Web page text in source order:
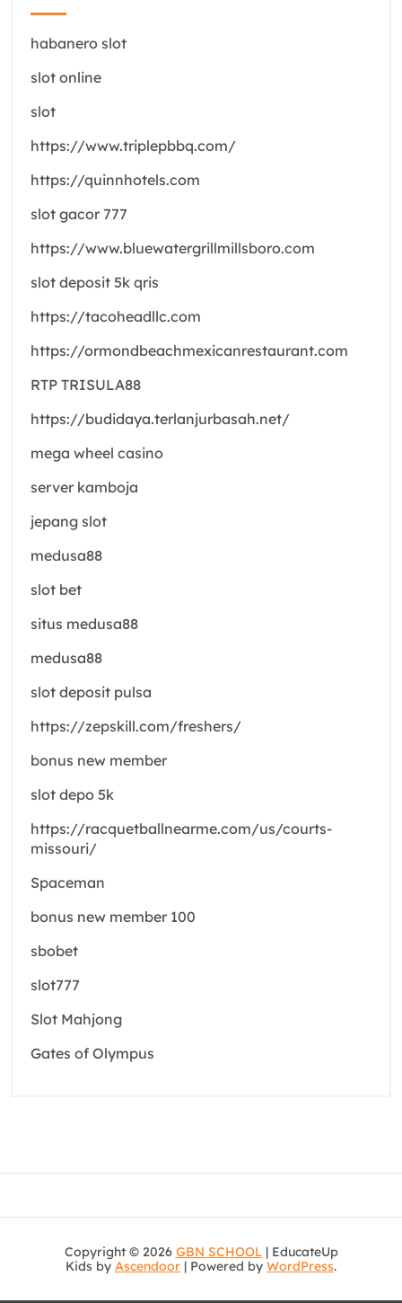
habanero slot
slot online
slot
https://www.triplepbbq.com/
https://quinnhotels.com
slot gacor 777
https://www.bluewatergrillmillsboro.com
slot deposit 5k qris
https://tacoheadllc.com
https://ormondbeachmexicanrestaurant.com
RTP TRISULA88
https://budidaya.terlanjurbasah.net/
mega wheel casino
server kamboja
jepang slot
medusa88
slot bet
situs medusa88
medusa88
slot deposit pulsa
https://zepskill.com/freshers/
bonus new member
slot depo 5k
https://racquetballnearme.com/us/courts-
missouri/
Spaceman
bonus new member 100
sbobet
slot777
Slot Mahjong
Gates of Olympus
Copyright © 2026 GBN SCHOOL| EducateUp
Kids by Ascendoor | Powered by WordPress.